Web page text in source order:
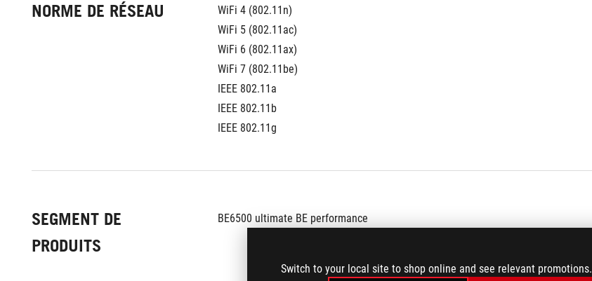
Switch to your local site to shop online and see relevant promotions.
NORME DE RÉSEAU
WiFi 4 (802.11n)
WiFi 5 (802.11ac)
WiFi 6 (802.11ax)
WiFi 7 (802.11be)
IEEE 802.11a
IEEE 802.11b
IEEE 802.11g
SEGMENT DE
PRODUITS
BE6500 ultimate BE performance